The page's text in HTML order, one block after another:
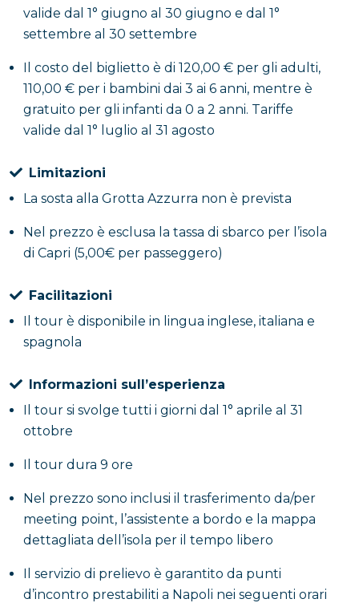
valide dal 1° giugno al 30 giugno e dal 1°
settembre al 30 settembre
Il costo del biglietto è di 120,00 € per gli adulti,
110,00 € per i bambini dai 3 ai 6 anni, mentre è
gratuito per gli infanti da 0 a 2 anni. Tariffe
valide dal 1° luglio al 31 agosto
Limitazioni
La sosta alla Grotta Azzurra non è prevista
Nel prezzo è esclusa la tassa di sbarco per l’isola
di Capri (5,00€ per passeggero)
Facilitazioni
Il tour è disponibile in lingua inglese, italiana e
spagnola
Informazioni sull’esperienza
Il tour si svolge tutti i giorni dal 1° aprile al 31
ottobre
Il tour dura 9 ore
Nel prezzo sono inclusi il trasferimento da/per
meeting point, l’assistente a bordo e la mappa
dettagliata dell’isola per il tempo libero
Il servizio di prelievo è garantito da punti
d’incontro prestabiliti a Napoli nei seguenti orari